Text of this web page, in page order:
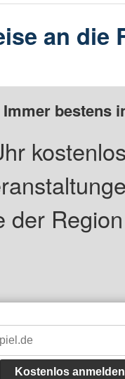
an die
bestens
der
Kostenlos anmelden